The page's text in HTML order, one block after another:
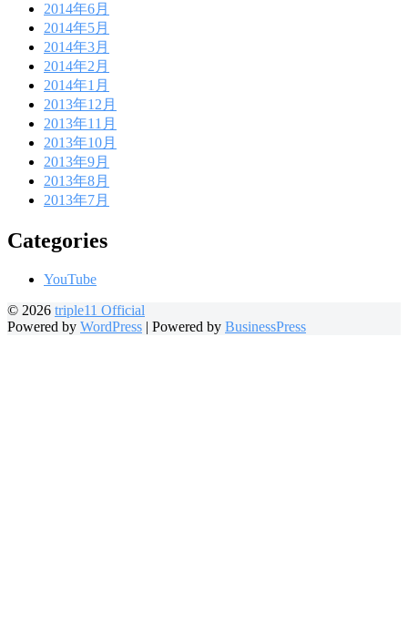
2014年6月
2014年5月
2014年3月
2014年2月
2014年1月
2013年12月
2013年11月
2013年10月
2013年9月
2013年8月
2013年7月
Categories
YouTube
© 2026 triple11 Official
Powered by WordPress | Powered by BusinessPress